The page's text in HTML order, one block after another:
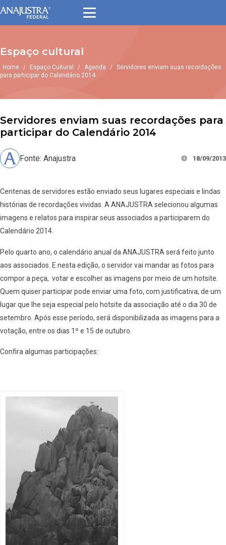
Espaço cultural
Home / Espaço Cultural / Agenda / Servidores enviam suas recordações
para participar do Calendário 2014
Servidores enviam suas recordações para
participar do Calendário 2014
Fonte: Anajustra 18/09/2013
Centenas de servidores estão enviado seus lugares especiais e lindas
histórias de recordações vividas. A ANAJUSTRA selecionou algumas
imagens e relatos para inspirar seus associados a participarem do
Calendário 2014.
Pelo quarto ano, o calendário anual da ANAJUSTRA será feito junto
aos associados. E nesta edição, o servidor vai mandar as fotos para
compor a peça, votar e escolher as imagens por meio de um hotsite.
Quem quiser participar pode enviar uma foto, com justificativa, de um
lugar que lhe seja especial pelo hotsite da associação até o dia 30 de
setembro. Após esse período, será disponibilizada as imagens para a
votação, entre os dias 1º e 15 de outubro.
Confira algumas participações: